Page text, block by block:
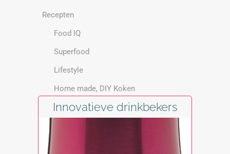
Recepten
Food IQ
Superfood
Lifestyle
Home made, DIY Koken
Innovatieve drinkbekers